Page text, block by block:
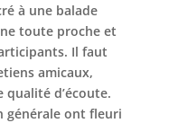
à une balade
toute proche et
Il faut
amicaux,
d’écoute.
générale ont fleuri